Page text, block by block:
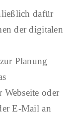
dafür
der digitalen
Planung
oder
E-Mail an